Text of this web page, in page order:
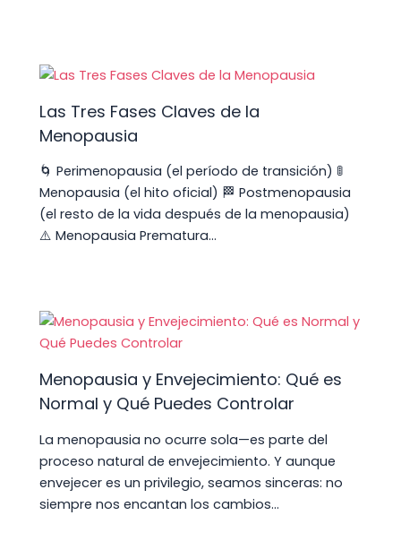
Las Tres Fases Claves de la
Menopausia
🌀 Perimenopausia (el período de transición) 🚦
Menopausia (el hito oficial) 🏁 Postmenopausia
(el resto de la vida después de la menopausia)
⚠️ Menopausia Prematura…
Menopausia y Envejecimiento: Qué es
Normal y Qué Puedes Controlar
La menopausia no ocurre sola—es parte del
proceso natural de envejecimiento. Y aunque
envejecer es un privilegio, seamos sinceras: no
siempre nos encantan los cambios…